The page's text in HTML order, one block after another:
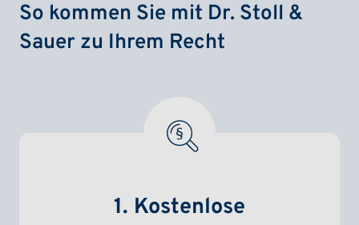
So kommen Sie mit Dr. Stoll &
Sauer zu Ihrem Recht
1. Kostenlose